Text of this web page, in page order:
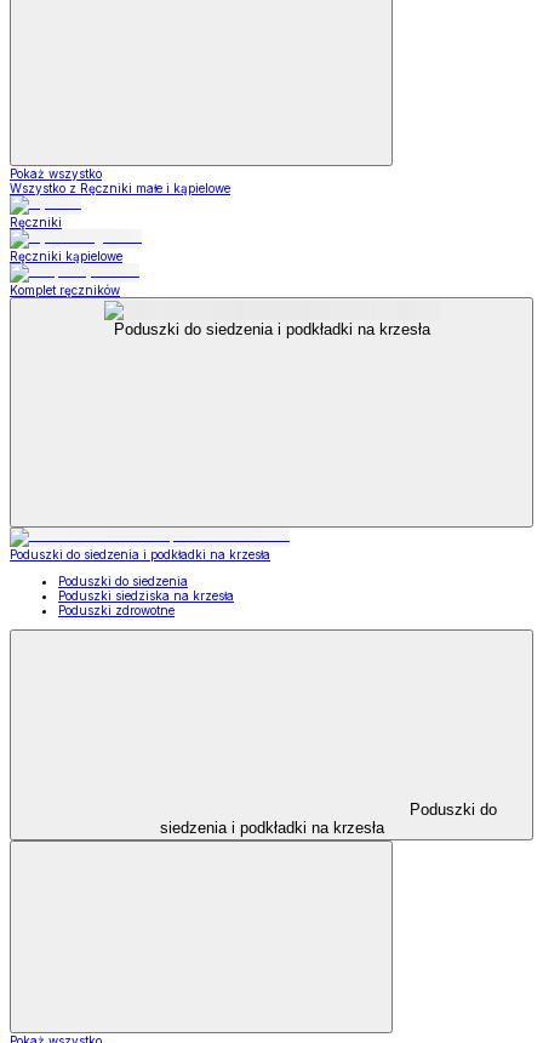
Pokaż wszystko
Wszystko z Ręczniki małe i kąpielowe
Ręczniki
Ręczniki kąpielowe
Komplet ręczników
Poduszki do siedzenia i podkładki na krzesła
Poduszki do siedzenia i podkładki na krzesła
Poduszki do siedzenia
Poduszki siedziska na krzesła
Poduszki zdrowotne
Poduszki do
siedzenia i podkładki na krzesła